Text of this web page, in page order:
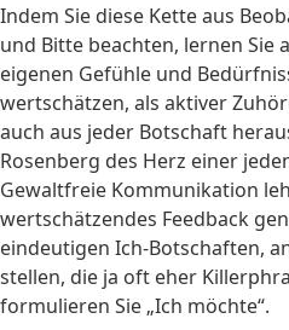
Indem Sie diese Kette aus
und Bitte beachten, lernen Sie
eigenen Gefühle und
wertschätzen, als aktiver
auch aus jeder Botschaft
Rosenberg des Herz einer
Gewaltfreie Kommunikation
wertschätzendes Feedback
eindeutigen Ich-Botschaften,
stellen, die ja oft eher
formulieren Sie „Ich möchte“.